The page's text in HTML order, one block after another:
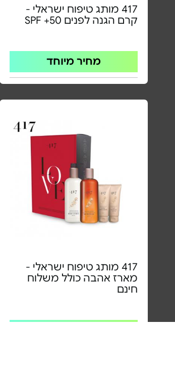
417 מותג טיפוח ישראלי -
קרם הגנה לפנים SPF +50
מחיר מיוחד
417 מותג טיפוח ישראלי -
מארז אהבה כולל משלוח
חינם